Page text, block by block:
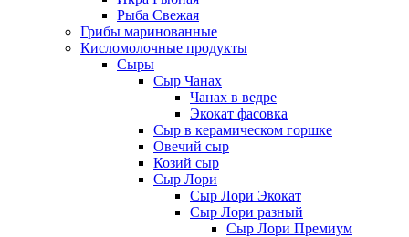
Рыба Свежая
Грибы маринованные
Кисломолочные продукты
Сыры
Сыр Чанах
Чанах в ведре
Экокат фасовка
Сыр в керамическом горшке
Овечий сыр
Козий сыр
Сыр Лори
Сыр Лори Экокат
Сыр Лори разный
Сыр Лори Премиум